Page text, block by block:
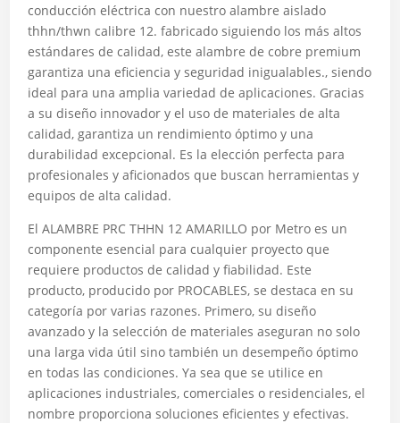
conducción eléctrica con nuestro alambre aislado
thhn/thwn calibre 12. fabricado siguiendo los más altos
estándares de calidad, este alambre de cobre premium
garantiza una eficiencia y seguridad inigualables., siendo
ideal para una amplia variedad de aplicaciones. Gracias
a su diseño innovador y el uso de materiales de alta
calidad, garantiza un rendimiento óptimo y una
durabilidad excepcional. Es la elección perfecta para
profesionales y aficionados que buscan herramientas y
equipos de alta calidad.
El ALAMBRE PRC THHN 12 AMARILLO por Metro es un
componente esencial para cualquier proyecto que
requiere productos de calidad y fiabilidad. Este
producto, producido por PROCABLES, se destaca en su
categoría por varias razones. Primero, su diseño
avanzado y la selección de materiales aseguran no solo
una larga vida útil sino también un desempeño óptimo
en todas las condiciones. Ya sea que se utilice en
aplicaciones industriales, comerciales o residenciales, el
nombre proporciona soluciones eficientes y efectivas.